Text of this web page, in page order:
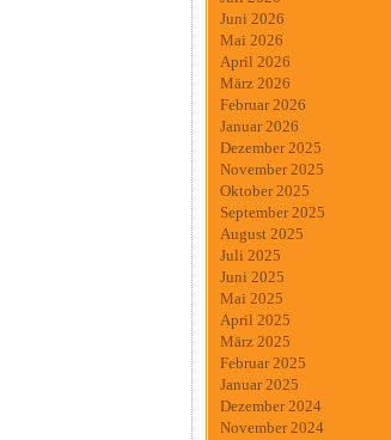
Juni 2026
Mai 2026
April 2026
März 2026
Februar 2026
Januar 2026
Dezember 2025
November 2025
Oktober 2025
September 2025
August 2025
Juli 2025
Juni 2025
Mai 2025
April 2025
März 2025
Februar 2025
Januar 2025
Dezember 2024
November 2024